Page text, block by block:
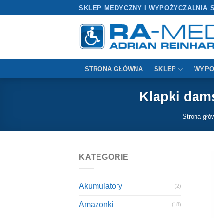
SKLEP MEDYCZNY I WYPOŻYCZALNIA
STRONA GŁÓWNA SKLEP
Klapki
Strona
KATEGORIE
Akumulatory (2)
Amazonki (18)